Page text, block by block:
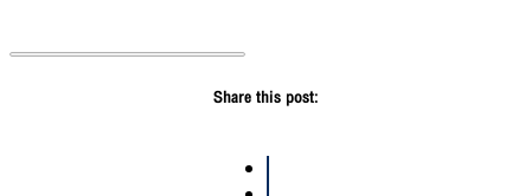
Share this post: